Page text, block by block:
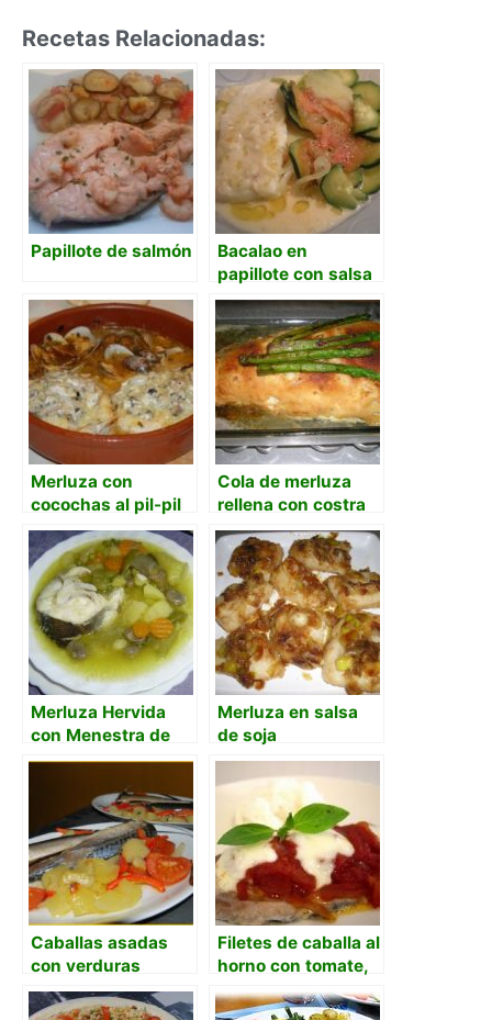
Recetas Relacionadas:
Papillote de salmón
Bacalao en
papillote con salsa
de cava
Merluza con
cocochas al pil-pil
Cola de merluza
rellena con costra
Merluza Hervida
con Menestra de
Verduras
Merluza en salsa
de soja
Caballas asadas
con verduras
Filetes de caballa al
horno con tomate,
albahaca y
mozzarella